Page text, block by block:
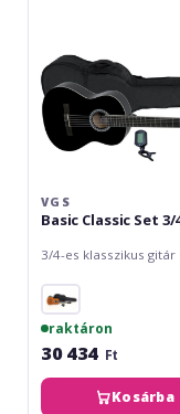
VGS
Basic Classic Set 3/
3/4-es klasszikus gitár
raktáron
30 434 Ft
Kosárba